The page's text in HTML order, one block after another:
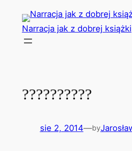
Przejdź
treści
Narracja jak z dobrej książki
??????????
sie 2, 2014—by